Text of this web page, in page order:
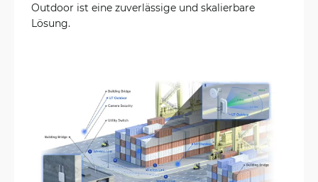
Outdoor ist eine zuverlässige und skalierbare
Lösung.